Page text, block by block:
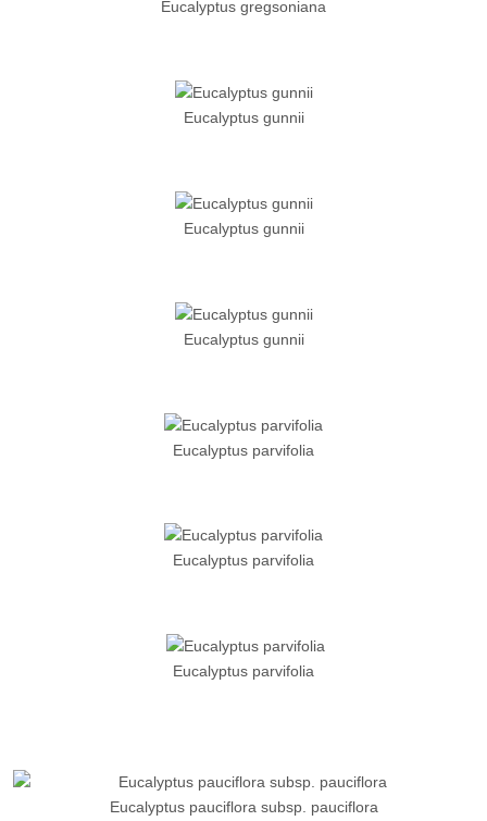
Eucalyptus gregsoniana
Eucalyptus gunnii
Eucalyptus gunnii
Eucalyptus gunnii
Eucalyptus parvifolia
Eucalyptus parvifolia
Eucalyptus parvifolia
Eucalyptus pauciflora subsp. pauciflora